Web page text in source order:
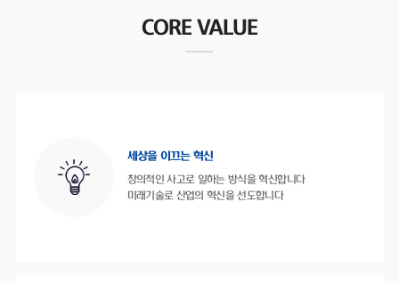
CORE VALUE
세상을 이끄는 혁신
창의적인 사고로 일하는 방식을 혁신합니다
미래기술로 산업의 혁신을 선도합니다